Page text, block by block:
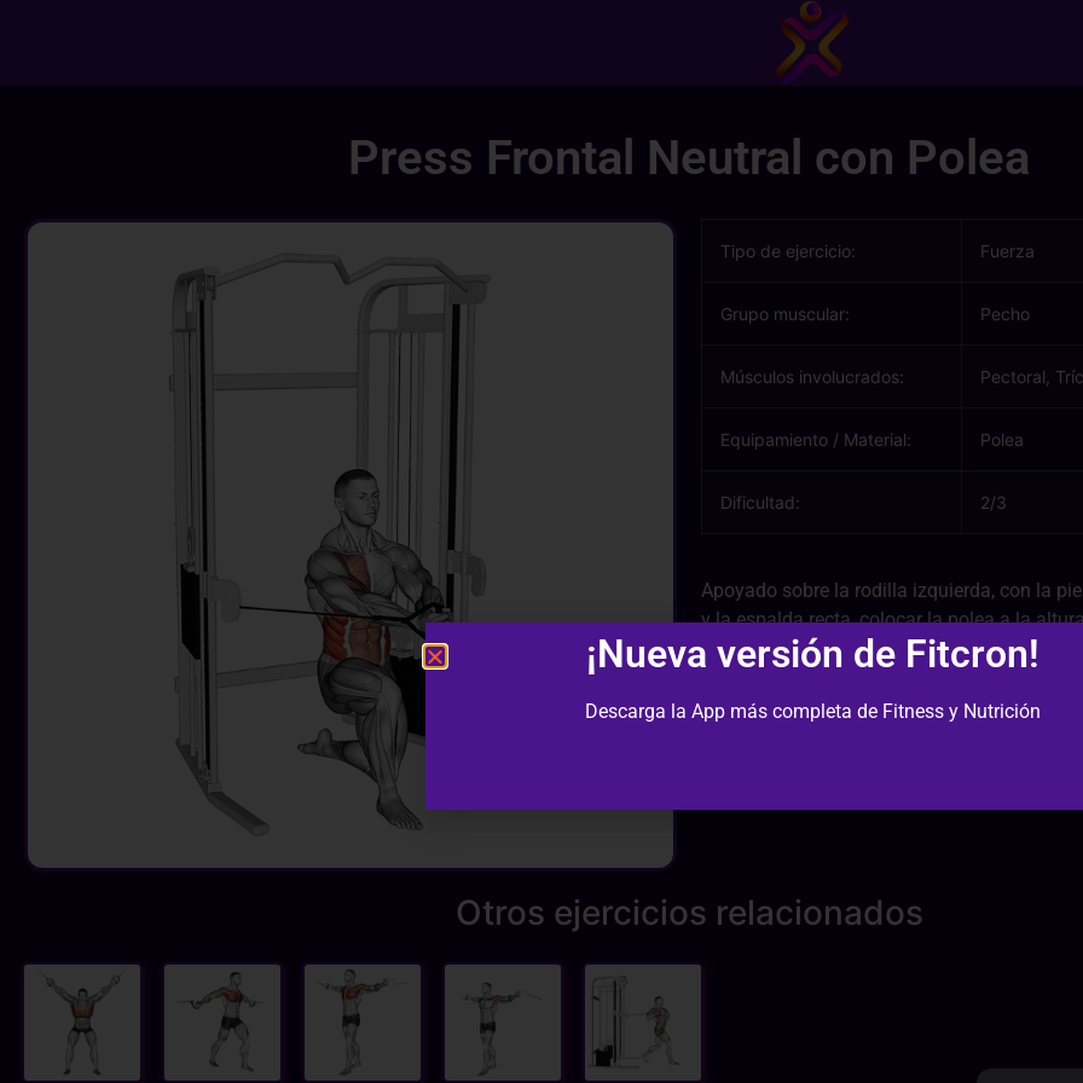
Press Frontal Neutral con Polea
Tipo de ejercicio: Fuerza
Grupo muscular: Pecho
Músculos involucrados: Pectoral,
Equipamiento / Material: Polea
Dificultad: 2/3
Apoyado sobre la rodilla izquierda, con la
y la espalda recta, colocar la polea a la
derecha de nuestro cuerpo y agarrar con
cuerpo, sujetando con la otra mano pero sin
Otros ejercicios relacionados
¡Nueva versión de Fitcron!
Descarga la App más completa de Fitness y Nutrición